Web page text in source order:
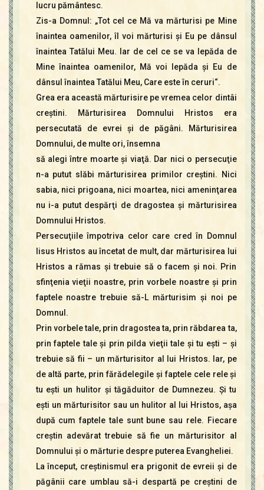
lucru pământesc.
Zis-a Domnul: „Tot cel ce Mă va mărturisi pe Mine
înaintea oamenilor, îl voi mărturisi şi Eu pe dânsul
înaintea Tatălui Meu. Iar de cel ce se va lepăda de
Mine înaintea oamenilor, Mă voi lepăda şi Eu de
dânsul înaintea Tatălui Meu, Care este în ceruri“.
Grea era această mărturisire pe vremea celor dintâi
creştini. Mărturisirea Domnului Hristos era
persecutată de evrei şi de păgâni. Mărturisirea
Domnului, de multe ori, însemna
să alegi între moarte şi viaţă. Dar nici o persecuţie
n-a putut slăbi mărturisirea primilor creştini. Nici
sabia, nici prigoana, nici moartea, nici ameninţarea
nu i-a putut despărţi de dragostea şi mărturisirea
Domnului Hristos.
Persecuţiile împotriva celor care cred în Domnul
Iisus Hristos au încetat de mult, dar mărturisirea lui
Hristos a rămas şi trebuie să o facem şi noi. Prin
sfinţenia vieţii noastre, prin vorbele noastre şi prin
faptele noastre trebuie să-L mărturisim şi noi pe
Domnul.
Prin vorbele tale, prin dragostea ta, prin răbdarea ta,
prin faptele tale şi prin pilda vieţii tale şi tu eşti – şi
trebuie să fii – un mărturisitor al lui Hristos. Iar, pe
de altă parte, prin fărădelegile şi faptele cele rele şi
tu eşti un hulitor şi tăgăduitor de Dumnezeu. Şi tu
eşti un mărturisitor sau un hulitor al lui Hristos, aşa
după cum faptele tale sunt bune sau rele. Fiecare
creştin adevărat trebuie să fie un mărturisitor al
Domnului şi o mărturie despre puterea Evangheliei.
La început, creştinismul era prigonit de evreii şi de
păgânii care umblau să-i despartă pe creştini de